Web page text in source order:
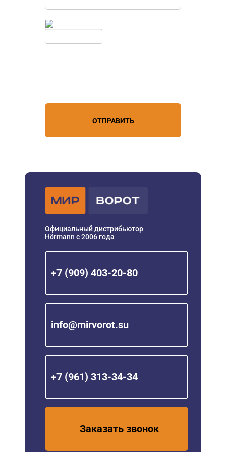
ОТПРАВИТЬ
Официальный дистрибьютор
Hörmann с 2006 года
+7 (909) 403-20-80
info@mirvorot.su
+7 (961) 313-34-34
Заказать звонок